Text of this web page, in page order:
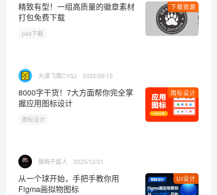
下载资源
精致有型！一组高质量的徽章素材
打包免费下载
psd下载
大漠飞鹰CYSJ 2022/06/15
图标设计
8000字干货！7大方面帮你完全掌
握应用图标设计
图标设计
酸梅干超人 2025/12/31
UI设计
从一个球开始，手把手教你用
Figma画拟物图标